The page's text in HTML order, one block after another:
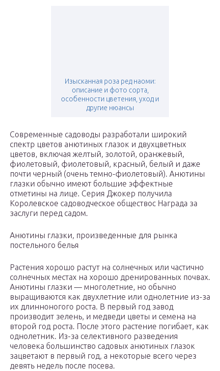
Изысканная роза ред наоми:
описание и фото сорта,
особенности цветения, уход и
другие нюансы
Современные садоводы разработали широкий
спектр цветов анютиных глазок и двухцветных
цветов, включая желтый, золотой, оранжевый,
фиолетовый, фиолетовый, красный, белый и даже
почти черный (очень темно-фиолетовый). Анютины
глазки обычно имеют большие эффектные
отметины на лице. Серия Джокер получила
Королевское садоводческое обществос Награда за
заслуги перед садом.
Анютины глазки, произведенные для рынка
постельного белья
Растения хорошо растут на солнечных или частично
солнечных местах на хорошо дренированных почвах.
Анютины глазки — многолетние, но обычно
выращиваются как двухлетние или однолетние из-за
их длинноногого роста. В первый год завод
производит зелень, и медведи цветы и семена на
второй год роста. После этого растение погибает, как
однолетник. Из-за селективного разведения
человека большинство садовых анютиных глазок
зацветают в первый год, а некоторые всего через
девять недель после посева.